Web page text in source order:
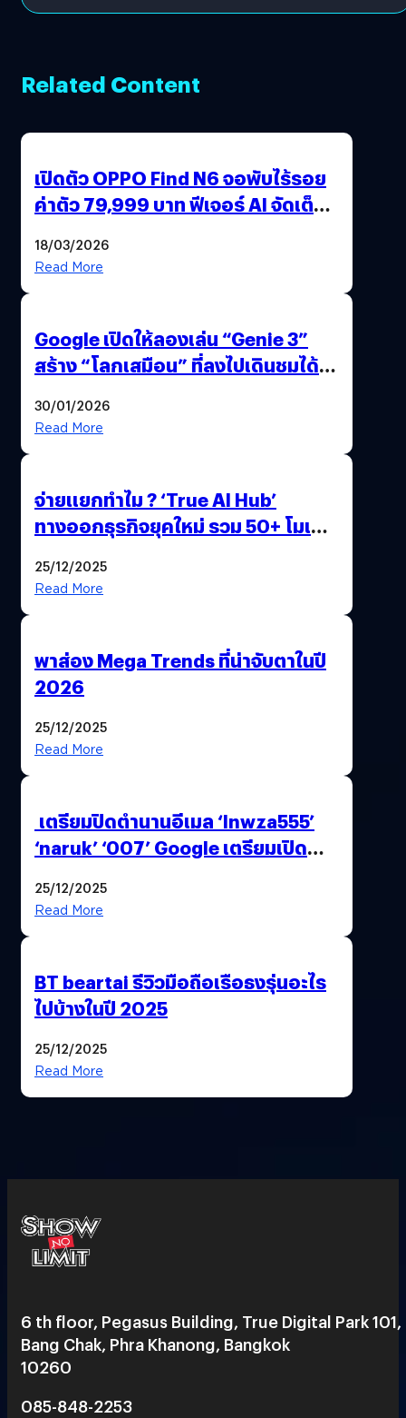
Related Content
เปิดตัว OPPO Find N6 จอพับไร้รอย
ค่าตัว 79,999 บาท ฟีเจอร์ AI จัดเต็ม
18/03/2026
Read More
Google เปิดให้ลองเล่น “Genie 3”
สร้าง “โลกเสมือน” ที่ลงไปเดินชมได้
30/01/2026
Read More
จ่ายแยกทำไม ? ‘True AI Hub’
ทางออกธุรกิจยุคใหม่ รวม 50+ โมเดล
25/12/2025
Read More
พาส่อง Mega Trends ที่น่าจับตาในปี
2026
25/12/2025
Read More
เตรียมปิดตำนานอีเมล ‘lnwza555’
‘naruk’ ‘007’ Google เตรียมเปิด
25/12/2025
Read More
BT beartai รีวิวมือถือเรือธงรุ่นอะไร
ไปบ้างในปี 2025
25/12/2025
Read More
6 th floor, Pegasus Building, True Digital Park 101,
Bang Chak, Phra Khanong, Bangkok
10260
085-848-2253